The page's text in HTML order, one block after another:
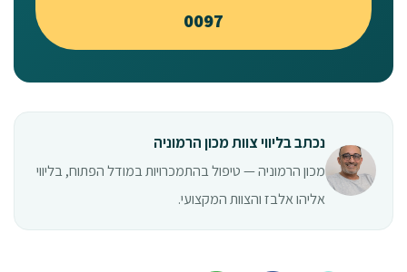
0097
נכתב בליווי צוות מכון הרמוניה
מכון הרמוניה — טיפול בהתמכרויות במודל הפתוח, בליווי
אליהו אלבז והצוות המקצועי.